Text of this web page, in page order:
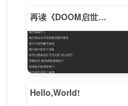
再读《DOOM启世录》有感
Hello,World!